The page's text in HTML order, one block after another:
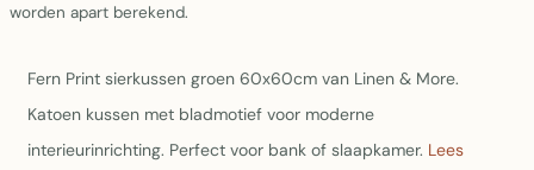
worden apart berekend.
Fern Print sierkussen groen 60x60cm van Linen & More.
Katoen kussen met bladmotief voor moderne
interieurinrichting. Perfect voor bank of slaapkamer. Lees